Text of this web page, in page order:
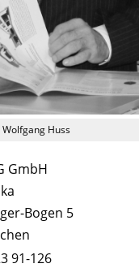
Wolfgang Huss
GmbH
Bogen 5
91-126